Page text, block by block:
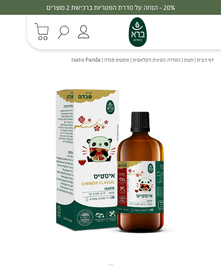
30% - הנחה על סדרת הפטריות ברכישת 3 מוצרים
דף הבית | חנות | הסדרה הסינית הקלאסית | איסטיס פנדה | Isatis Panda